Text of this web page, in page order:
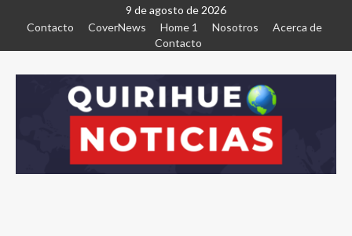
9 de agosto de 2026
Contacto
CoverNews Home 1 Nosotros
Acerca de
Contacto